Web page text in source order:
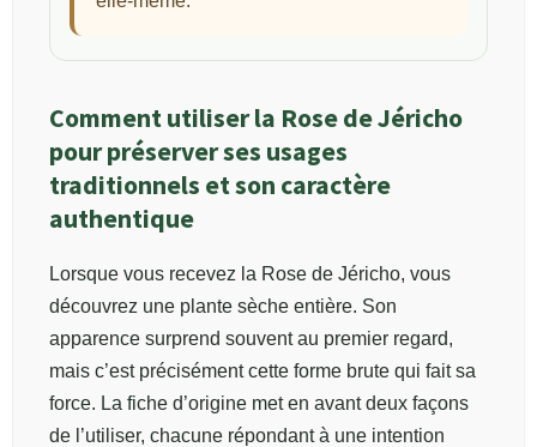
Comment utiliser la Rose de Jéricho
pour préserver ses usages
traditionnels et son caractère
authentique
Lorsque vous recevez la Rose de Jéricho, vous
découvrez une plante sèche entière. Son
apparence surprend souvent au premier regard,
mais c’est précisément cette forme brute qui fait sa
force. La fiche d’origine met en avant deux façons
de l’utiliser, chacune répondant à une intention